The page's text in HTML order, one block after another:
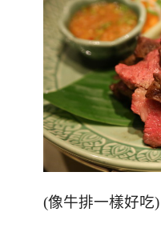
(像牛排一樣好吃)